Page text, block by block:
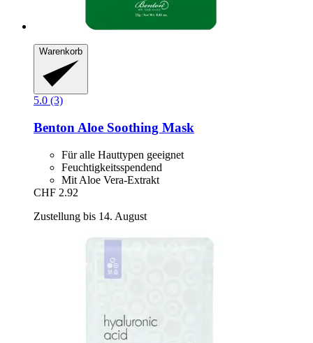
Warenkorb
5.0 (3)
Benton Aloe Soothing Mask
Für alle Hauttypen geeignet
Feuchtigkeitsspendend
Mit Aloe Vera-Extrakt
CHF 2.92
Zustellung bis 14. August